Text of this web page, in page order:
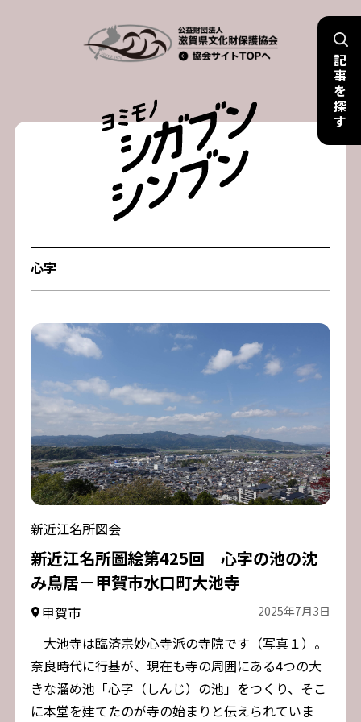
記
事
を
探
す
心字
新近江名所図会
新近江名所圖絵第425回 心字の池の沈
み鳥居－甲賀市水口町大池寺
甲賀市 2025年7月3日
大池寺は臨済宗妙心寺派の寺院です（写真１）。
奈良時代に行基が、現在も寺の周囲にある4つの大
きな溜め池「心字（しんじ）の池」をつくり、そこ
に本堂を建てたのが寺の始まりと伝えられていま